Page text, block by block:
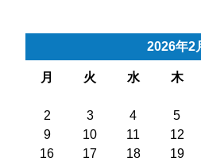
2026年2
月 火 水 木
2
3 4 5
9
10 11 12
16
17 18 19